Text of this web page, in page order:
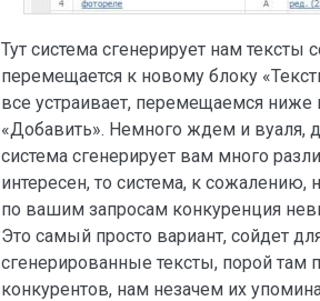
Тут система сгенерирует нам
перемещается к новому блоку
все устраивает, перемещаемся ниже
«Добавить». Немного ждем и вуаля,
система сгенерирует вам много
интересен, то система, к сожалению,
по вашим запросам конкуренция
Это самый просто вариант, сойдет
сгенерированные тексты, порой
конкурентов, нам незачем их